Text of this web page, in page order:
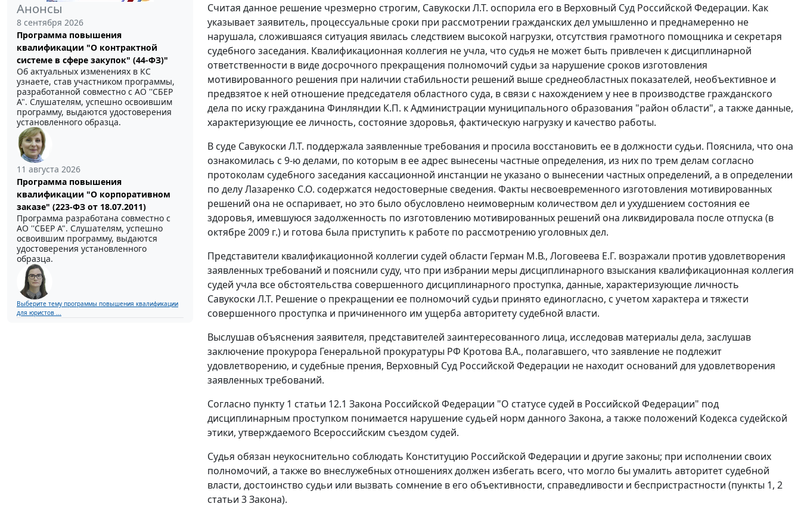
Анонсы
8 сентября 2026
Программа повышения
квалификации "О контрактной
системе в сфере закупок" (44-ФЗ)"
Об актуальных изменениях в КС
узнаете, став участником программы,
разработанной совместно с АО ''СБЕР
А". Слушателям, успешно освоившим
программу, выдаются удостоверения
установленного образца.
11 августа 2026
Программа повышения
квалификации "О корпоративном
заказе" (223-ФЗ от 18.07.2011)
Программа разработана совместно с
АО ''СБЕР А". Слушателям, успешно
освоившим программу, выдаются
удостоверения установленного
образца.
Выберите тему программы повышения квалификации
для юристов ...
Считая данное решение чрезмерно строгим, Савукоски Л.Т. оспорила его в Верховный Суд Российской Федерации. Как
указывает заявитель, процессуальные сроки при рассмотрении гражданских дел умышленно и преднамеренно не
нарушала, сложившаяся ситуация явилась следствием высокой нагрузки, отсутствия грамотного помощника и секретаря
судебного заседания. Квалификационная коллегия не учла, что судья не может быть привлечен к дисциплинарной
ответственности в виде досрочного прекращения полномочий судьи за нарушение сроков изготовления
мотивированного решения при наличии стабильности решений выше среднеобластных показателей, необъективное и
предвзятое к ней отношение председателя областного суда, в связи с нахождением у нее в производстве гражданского
дела по иску гражданина Финляндии К.П. к Администрации муниципального образования "район области", а также данные,
характеризующие ее личность, состояние здоровья, фактическую нагрузку и качество работы.
В суде Савукоски Л.Т. поддержала заявленные требования и просила восстановить ее в должности судьи. Пояснила, что она
ознакомилась с 9-ю делами, по которым в ее адрес вынесены частные определения, из них по трем делам согласно
протоколам судебного заседания кассационной инстанции не указано о вынесении частных определений, а в определении
по делу Лазаренко С.О. содержатся недостоверные сведения. Факты несвоевременного изготовления мотивированных
решений она не оспаривает, но это было обусловлено неимоверным количеством дел и ухудшением состояния ее
здоровья, имевшуюся задолженность по изготовлению мотивированных решений она ликвидировала после отпуска (в
октябре 2009 г.) и готова была приступить к работе по рассмотрению уголовных дел.
Представители квалификационной коллегии судей области Герман М.В., Логовеева Е.Г. возражали против удовлетворения
заявленных требований и пояснили суду, что при избрании меры дисциплинарного взыскания квалификационная коллегия
судей учла все обстоятельства совершенного дисциплинарного проступка, данные, характеризующие личность
Савукоски Л.Т. Решение о прекращении ее полномочий судьи принято единогласно, с учетом характера и тяжести
совершенного проступка и причиненного им ущерба авторитету судебной власти.
Выслушав объяснения заявителя, представителей заинтересованного лица, исследовав материалы дела, заслушав
заключение прокурора Генеральной прокуратуры РФ Кротова В.А., полагавшего, что заявление не подлежит
удовлетворению, и судебные прения, Верховный Суд Российской Федерации не находит оснований для удовлетворения
заявленных требований.
Согласно пункту 1 статьи 12.1 Закона Российской Федерации "О статусе судей в Российской Федерации" под
дисциплинарным проступком понимается нарушение судьей норм данного Закона, а также положений Кодекса судейской
этики, утверждаемого Всероссийским съездом судей.
Судья обязан неукоснительно соблюдать Конституцию Российской Федерации и другие законы; при исполнении своих
полномочий, а также во внеслужебных отношениях должен избегать всего, что могло бы умалить авторитет судебной
власти, достоинство судьи или вызвать сомнение в его объективности, справедливости и беспристрастности (пункты 1, 2
статьи 3Закона).